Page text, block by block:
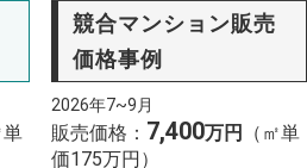
単
競合マンション販売
価格事例
2026年7~9月
販売価格： 7,400万円
（㎡単
価175万円）